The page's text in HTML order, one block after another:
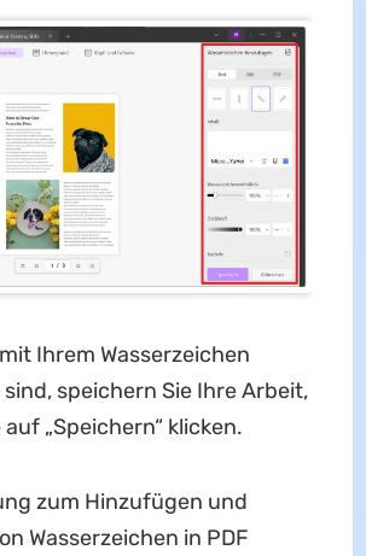
Ihrem Wasserzeichen
speichern Sie Ihre Arbeit,
„Speichern“ klicken.
zum Hinzufügen und
Wasserzeichen in PDF